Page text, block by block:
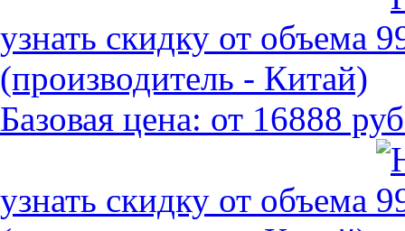
узнать скидку от объема
(производитель - Китай)
Базовая цена: от 16888
узнать скидку от объема